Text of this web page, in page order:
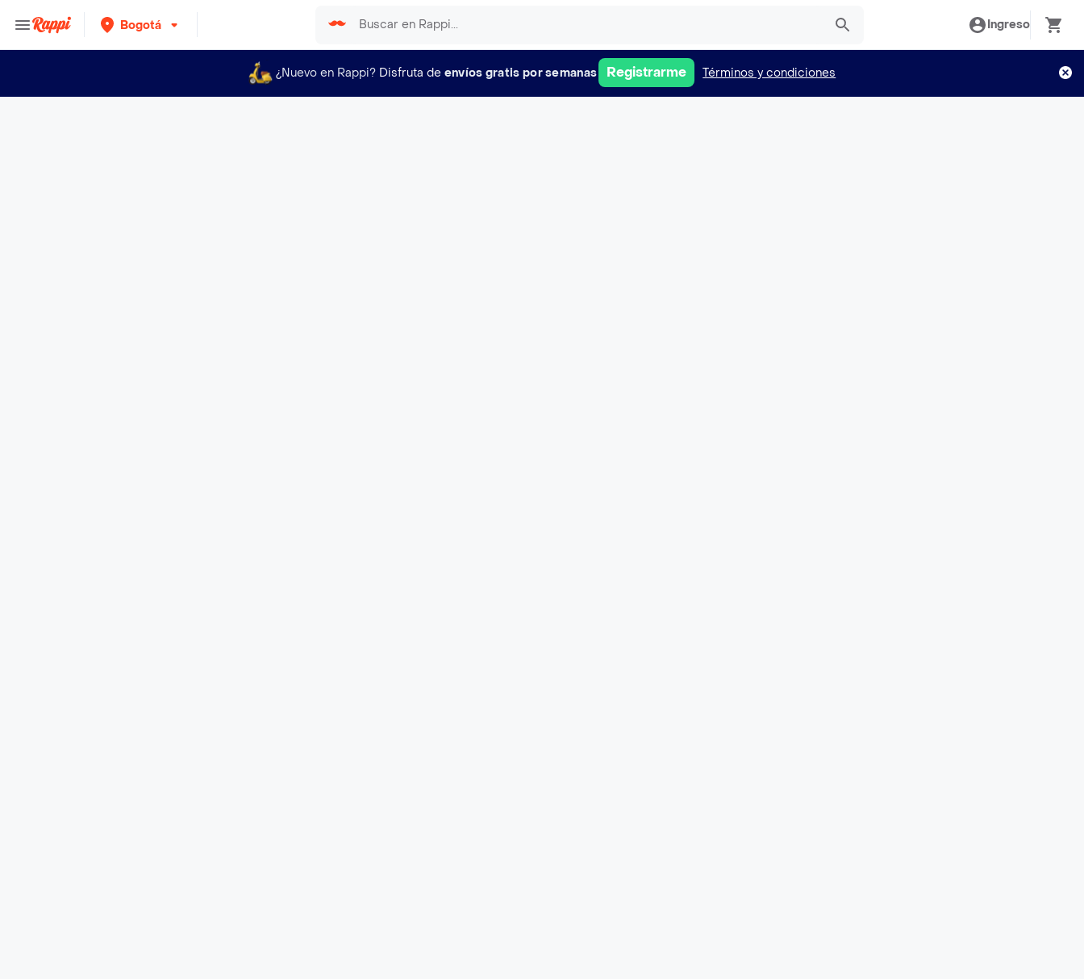
Bogotá Ingreso
¿Nuevo en Rappi? Disfruta de envíos gratis por semanas Registrarme Términos y condiciones